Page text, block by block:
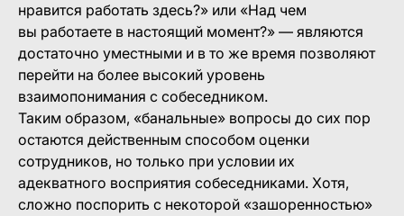
нравится работать здесь?» или «Над чем
вы работаете в настоящий момент?» — являются
достаточно уместными и в то же время позволяют
перейти на более высокий уровень
взаимопонимания с собеседником.
Таким образом, «банальные» вопросы до сих пор
остаются действенным способом оценки
сотрудников, но только при условии их
адекватного восприятия собеседниками. Хотя,
сложно поспорить с некоторой «зашоренностью»